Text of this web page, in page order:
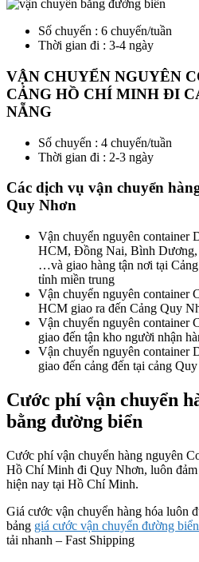
Số chuyến : 6 chuyến/tuần
Thời gian đi : 3-4 ngày
VẬN CHUYỂN NGUYÊN
CẢNG HỒ CHÍ MINH ĐI
NẴNG
Số chuyến : 4 chuyến/tuần
Thời gian đi : 2-3 ngày
Các dịch vụ vận chuyển
Quy Nhơn
Vận chuyển nguyên container
HCM, Đồng Nai, Bình
…và giao hàng tận nơi tại
tỉnh miền trung
Vận chuyển nguyên container
HCM giao ra đến Cảng Quy
Vận chuyển nguyên container
giao đến tận kho người nhận
Vận chuyển nguyên container
giao đến cảng đến tại cảng
Cước phí vận chuyển
bằng đường biển
Cước phí vận chuyển hàng nguyên
Hồ Chí Minh đi Quy Nhơn, luôn đảm
hiện nay tại Hồ Chí Minh.
Giá cước vận chuyển hàng hóa luôn
bảng giá cước vận chuyển đường
tải nhanh – Fast Shipping